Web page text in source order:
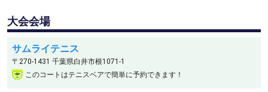
大会会場
サムライテニス
〒270-1431 千葉県白井市根1071-1
このコートはテニスベアで簡単に予約できます！